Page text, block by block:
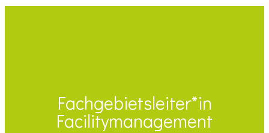
Fachgebietsleiter*in
Facilitymanagement